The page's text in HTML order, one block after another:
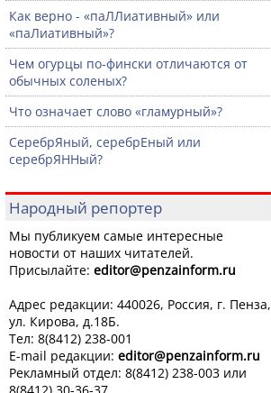
Как верно - «паЛЛиативный» или
«паЛиативный»?
Чем огурцы по-фински отличаются от
обычных соленых?
Что означает слово «гламурный»?
СеребрЯный, серебрЕный или
серебрЯННый?
Народный репортер
Мы публикуем самые интересные
новости от наших читателей.
Присылайте: editor@penzainform.ru
Адрес редакции: 440026, Россия, г. Пенза,
ул. Кирова, д.18Б.
Тел: 8(8412) 238-001
E-mail редакции: editor@penzainform.ru
Рекламный отдел: 8(8412) 238-003 или